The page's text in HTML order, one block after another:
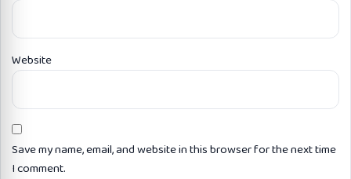
Website
Save my name, email, and website in this browser for the next time
I comment.